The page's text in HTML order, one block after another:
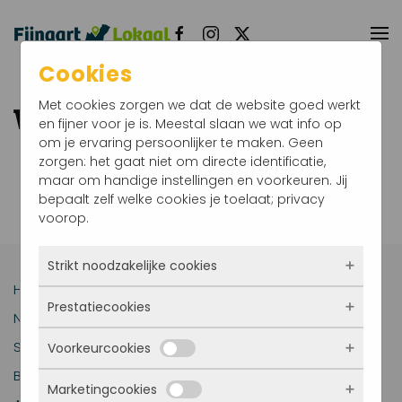
Week 25 2026
PDF:fijnaart_lokaal_-_week_25.pdf
Home
Nieuws
Sport
Bedrijven
Cookies
Met cookies zorgen we dat de website goed werkt
en fijner voor je is. Meestal slaan we wat info op
om je ervaring persoonlijker te maken. Geen
zorgen: het gaat niet om directe identificatie,
maar om handige instellingen en voorkeuren. Jij
bepaalt zelf welke cookies je toelaat; privacy
voorop.
Strikt noodzakelijke cookies
Deze cookies zorgen ervoor dat de website
überhaupt werkt. Ze zijn dus altijd actief en
kunnen niet worden uitgezet. Meestal worden
ze alleen geplaatst als jij iets doet, zoals
inloggen, een formulier invullen of je
Prestatiecookies
Met deze cookies zien we hoe vaak onze site
bezocht wordt, waar bezoekers vandaan
komen en welke pagina’s populair zijn. Zo
Voorkeurcookies
Deze cookies onthouden jouw voorkeuren.
Marketingcookies